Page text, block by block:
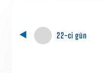
22-ci gün